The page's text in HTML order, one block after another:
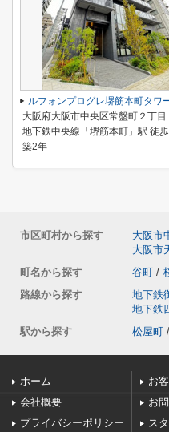
大阪府大阪市中央区常盤町２丁目
地下鉄中央線「堺筋本町」駅 徒
築2年
市区町村から探す 大阪市
大阪市
町名から探す
谷町 /
路線から探す
地下鉄
地下鉄
駅から探す
松屋町 /
ホーム
会社概要
プライバシーポリシー
お
お
ス